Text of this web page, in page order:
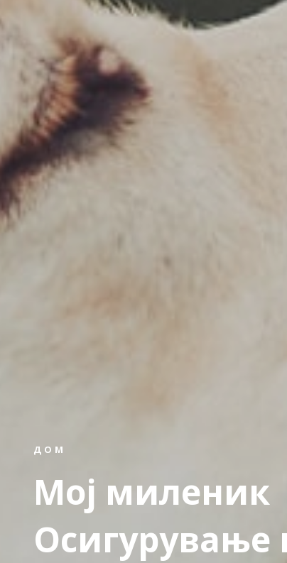
ДОМ
Moj миленик